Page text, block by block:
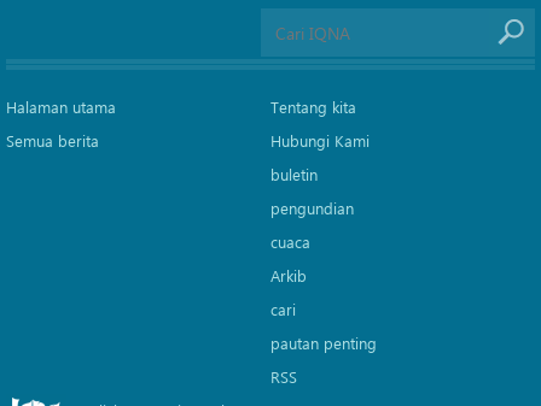
Halaman utama
Semua berita
Tentang kita
Hubungi Kami
buletin
pengundian
cuaca
Arkib
cari
pautan penting
RSS